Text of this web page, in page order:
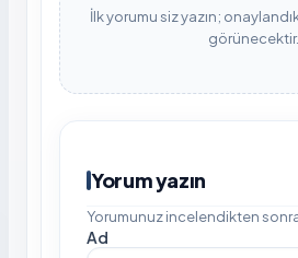
İlk yorumu siz yazın;
görünecektir.
Yorum yazın
Yorumunuz incelendikten sonra
Ad